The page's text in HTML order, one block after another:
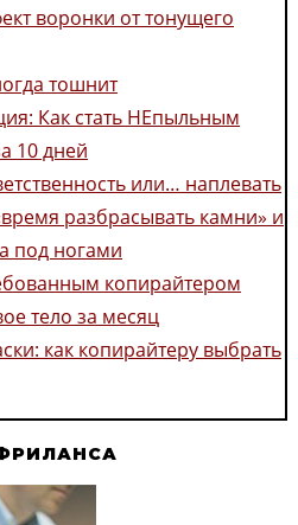
воронки от тонущего
тошнит
Как стать НЕпыльным
10 дней
или… наплевать
разбрасывать камни» и
под ногами
копирайтером
тело за месяц
как копирайтеру выбрать